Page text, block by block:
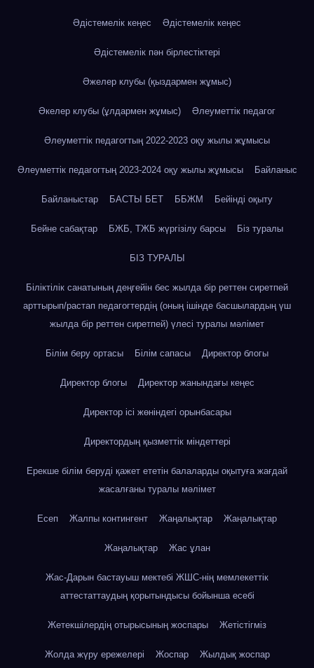
Әдістемелік кеңес Әдістемелік кеңес
Әдістемелік пән бірлестіктері
Әжелер клубы (қыздармен жұмыс)
Әкелер клубы (ұлдармен жұмыс) Әлеуметтік педагог
Әлеуметтік педагогтың 2022-2023 оқу жылы жұмысы
Әлеуметтік педагогтың 2023-2024 оқу жылы жұмысы Байланыс
Байланыстар БАСТЫ БЕТ ББЖМ Бейінді оқыту
Бейне сабақтар БЖБ, ТЖБ жүргізілу барсы Біз туралы
БІЗ ТУРАЛЫ
Біліктілік санатының деңгейін бес жылда бір реттен сиретпей
арттырып/растап педагогтердің (оның ішінде басшылардың үш
жылда бір реттен сиретпей) үлесі туралы мәлімет
Білім беру ортасы Білім сапасы Директор блогы
Директор блогы Директор жанындағы кеңес
Директор ісі жөніндегі орынбасары
Директордың қызметтік міндеттері
Ерекше білім беруді қажет ететін балаларды оқытуға жағдай
жасалғаны туралы мәлімет
Есеп Жалпы контингент Жаңалықтар Жаңалықтар
Жаңалықтар Жас ұлан
Жас-Дарын бастауыш мектебі ЖШС-нің мемлекеттік
аттестаттаудың қорытындысы бойынша есебі
Жетекшілердің отырысының жоспары Жетістігміз
Жолда жүру ережелері Жоспар Жылдық жоспар